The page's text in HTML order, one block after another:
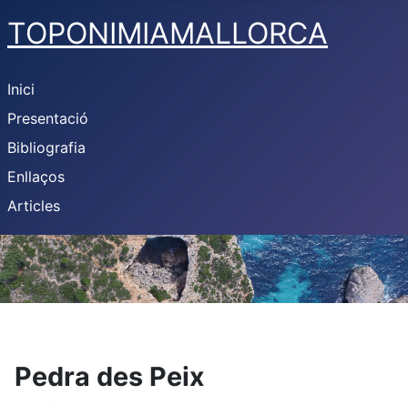
TOPONIMIAMALLORCA
Inici
Presentació
Bibliografia
Enllaços
Articles
Pedra des Peix